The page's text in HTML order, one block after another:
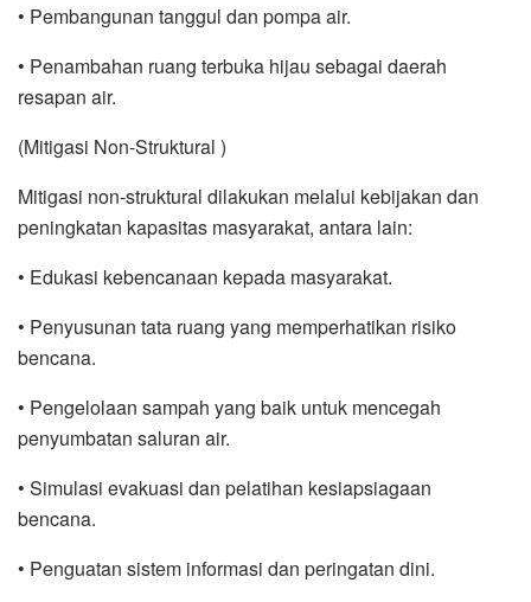
• Pembangunan tanggul dan pompa air.
• Penambahan ruang terbuka hijau sebagai daerah
resapan air.
(Mitigasi Non-Struktural )
Mitigasi non-struktural dilakukan melalui kebijakan dan
peningkatan kapasitas masyarakat, antara lain:
• Edukasi kebencanaan kepada masyarakat.
• Penyusunan tata ruang yang memperhatikan risiko
bencana.
• Pengelolaan sampah yang baik untuk mencegah
penyumbatan saluran air.
• Simulasi evakuasi dan pelatihan kesiapsiagaan
bencana.
• Penguatan sistem informasi dan peringatan dini.